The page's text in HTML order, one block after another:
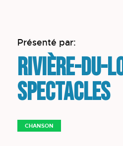
Présenté par:
Rivière-du-
spectacles
CHANSON